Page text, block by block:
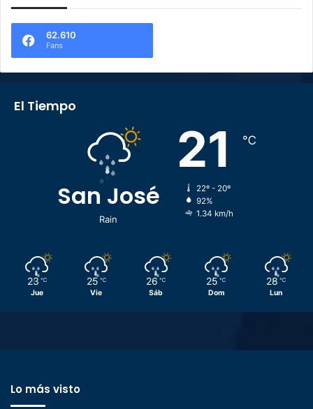
62.610
Fans
El Tiempo
San José
Rain
21 ℃
22º - 20º
92%
1.34 km/h
23 ℃
Jue
25 ℃
Vie
26 ℃
Sáb
25 ℃
Dom
28 ℃
Lun
Lo más visto